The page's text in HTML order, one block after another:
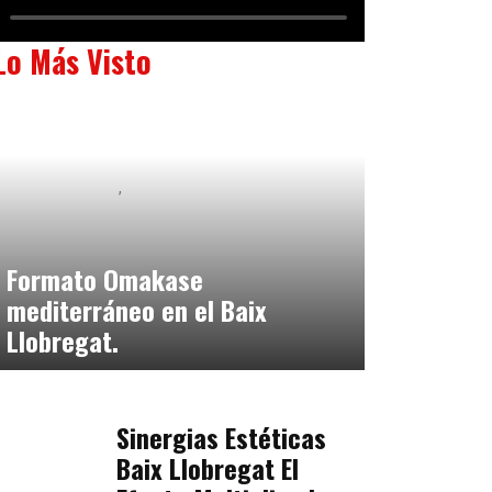
Más Visto
Formato Omakase
mediterráneo en el Baix
Llobregat.
Sinergias Estéticas
Baix Llobregat El